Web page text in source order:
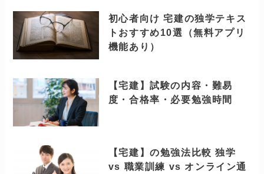
初心者向け 宅建の独学テキス
トおすすめ10選（無料アプリ
機能あり）
【宅建】試験の内容・難易
度・合格率・必要勉強時間
【宅建】の勉強法比較 独学
vs 職業訓練 vs オンライン通